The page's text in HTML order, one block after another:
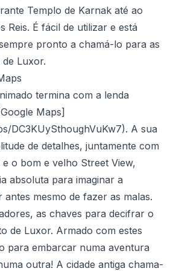
Templo de Karnak até ao
Reis. É fácil de utilizar e está
pronto a chamá-lo para as
de Luxor.
termina com a lenda
Maps]
DC3KUySthoughVuKw7). A sua
de detalhes, juntamente com
o bom e velho Street View,
absoluta para imaginar a
mesmo de fazer as malas.
as chaves para decifrar o
de Luxor. Armado com estes
para embarcar numa aventura
outra! A cidade antiga chama-